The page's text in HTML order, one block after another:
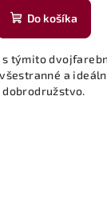
Do košíka
týmito
a
dobrodružstvo.